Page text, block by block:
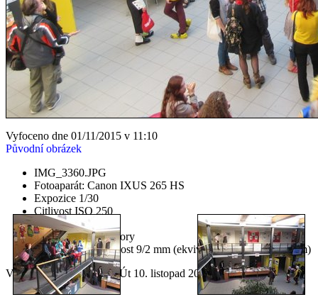
Vyfoceno dne 01/11/2015 v 11:10
Původní obrázek
IMG_3360.JPG
Fotoaparát: Canon IXUS 265 HS
Expozice 1/30
Citlivost ISO 250
Clona f/3.6
Blesk No, compulsory
Ohnisková vzdálenost 9/2 mm (ekvivalent 35 mm: None mm)
Vygenerovallazygaldne Út 10. listopad 2015, 01:03:44 CET.